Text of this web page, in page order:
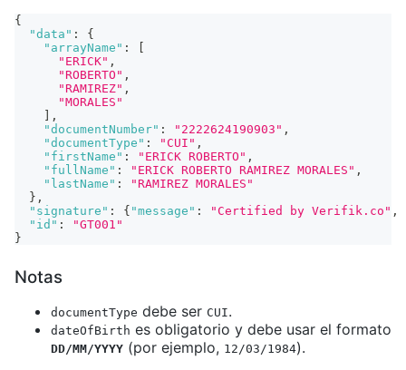
{
"data" :
{
"arrayName" :
"ERICK" ,
"ROBERTO" ,
"RAMIREZ" ,
"MORALES"
,
"documentNumber" : "2222624190903" ,
"documentType" : "CUI" ,
"firstName" : "ERICK ROBERTO" ,
"fullName" : "ERICK ROBERTO RAMIREZ MORALES" ,
"lastName" :
"RAMIREZ MORALES"
} ,
"signature" : { "message" : "Certified by Verifik.co" ,
"id" :
"GT001"
}
Notas
documentType debe ser CUI.
dateOfBirth es obligatorio y debe usar el formato
DD/MM/YYYY (por ejemplo, 12/03/1984).